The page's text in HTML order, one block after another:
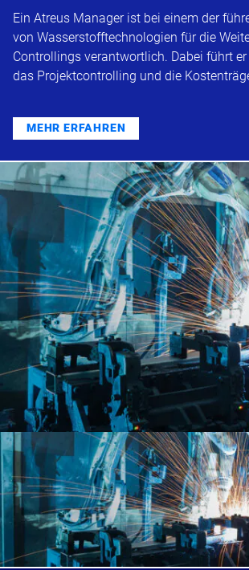
Ein Atreus Manager ist bei einem der
von Wasserstofftechnologien für die
Controllings verantwortlich. Dabei führt
das Projektcontrolling und die
MEHR ERFAHREN